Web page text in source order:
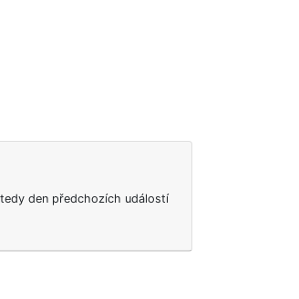
den předchozích událostí